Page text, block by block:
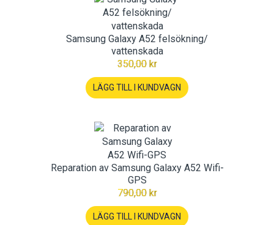
Samsung Galaxy A52 felsökning/
vattenskada
350,00 kr
LÄGG TILL I KUNDVAGN
Reparation av Samsung Galaxy A52 Wifi-
GPS
790,00 kr
LÄGG TILL I KUNDVAGN